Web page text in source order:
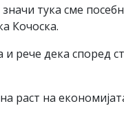
тука сме
Кочоска.
и рече дека
раст на